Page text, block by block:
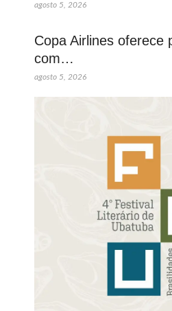
agosto 5, 2026
Copa Airlines oferece
com…
agosto 5, 2026